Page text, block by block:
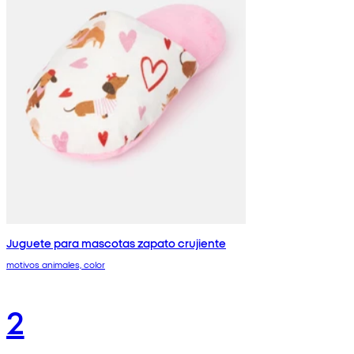
Juguete para mascotas zapato crujiente
motivos animales, color
2